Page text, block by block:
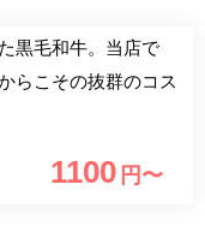
黒毛和牛。当店で
らこその抜群のコス
1100 円〜